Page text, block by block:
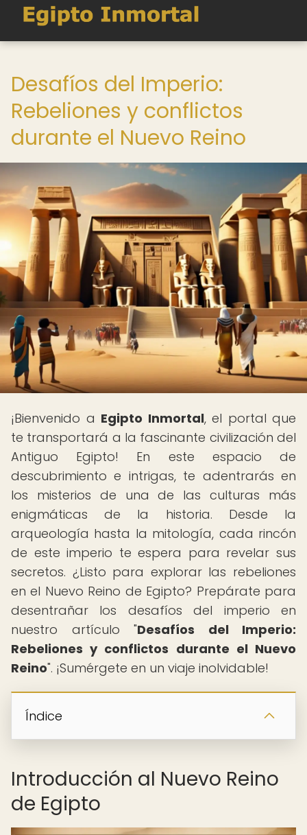
Desafíos del Imperio:
Rebeliones y conflictos
durante el Nuevo Reino
¡Bienvenido a Egipto Inmortal, el portal que
te transportará a la fascinante civilización del
Antiguo Egipto! En este espacio de
descubrimiento e intrigas, te adentrarás en
los misterios de una de las culturas más
enigmáticas de la historia. Desde la
arqueología hasta la mitología, cada rincón
de este imperio te espera para revelar sus
secretos. ¿Listo para explorar las rebeliones
en el Nuevo Reino de Egipto? Prepárate para
desentrañar los desafíos del imperio en
nuestro artículo "Desafíos del Imperio:
Rebeliones y conflictos durante el Nuevo
Reino". ¡Sumérgete en un viaje inolvidable!
Índice
Introducción al Nuevo Reino
de Egipto